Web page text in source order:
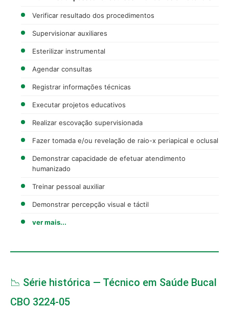
Verificar resultado dos procedimentos
Supervisionar auxiliares
Esterilizar instrumental
Agendar consultas
Registrar informações técnicas
Executar projetos educativos
Realizar escovação supervisionada
Fazer tomada e/ou revelação de raio-x periapical e oclusal
Demonstrar capacidade de efetuar atendimento
humanizado
Treinar pessoal auxiliar
Demonstrar percepção visual e táctil
ver mais...
📉 Série histórica — Técnico em Saúde Bucal
CBO 3224-05